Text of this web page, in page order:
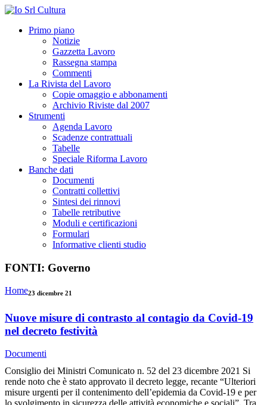
Primo piano
Notizie
Gazzetta Lavoro
Rassegna stampa
Commenti
La Rivista del Lavoro
Copie omaggio e abbonamenti
Archivio Riviste dal 2007
Strumenti
Agenda Lavoro
Scadenze contrattuali
Tabelle
Speciale Riforma Lavoro
Banche dati
Documenti
Contratti collettivi
Sintesi dei rinnovi
Tabelle retributive
Moduli e certificazioni
Formulari
Informative clienti studio
FONTI: Governo
Home23 dicembre 21
Nuove misure di contrasto al contagio da Covid-19
nel decreto festività
Documenti
Consiglio dei Ministri Comunicato n. 52 del 23 dicembre 2021 Si
rende noto che è stato approvato il decreto legge, recante “Ulteriori
misure urgenti per il contenimento dell’epidemia da Covid-19 e per